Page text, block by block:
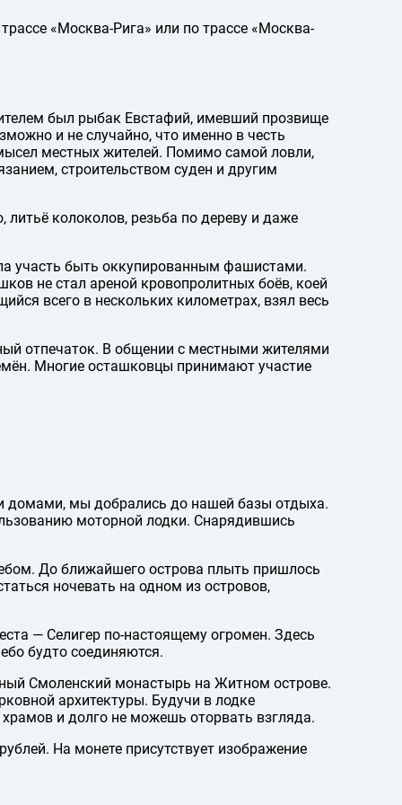
«Москва-Рига» или по трассе «Москва-
был рыбак Евстафий, имевший прозвище
и не случайно, что именно в честь
местных жителей. Помимо самой ловли,
строительством суден и другим
литьё колоколов, резьба по дереву и даже
участь быть оккупированным фашистами.
не стал ареной кровопролитных боёв, коей
всего в нескольких километрах, взял весь
отпечаток. В общении с местными жителями
Многие осташковцы принимают участие
домами, мы добрались до нашей базы отдыха.
моторной лодки. Снарядившись
До ближайшего острова плыть пришлось
ночевать на одном из островов,
— Селигер по-настоящему огромен. Здесь
будто соединяются.
Смоленский монастырь на Житном острове.
архитектуры. Будучи в лодке
и долго не можешь оторвать взгляда.
На монете присутствует изображение